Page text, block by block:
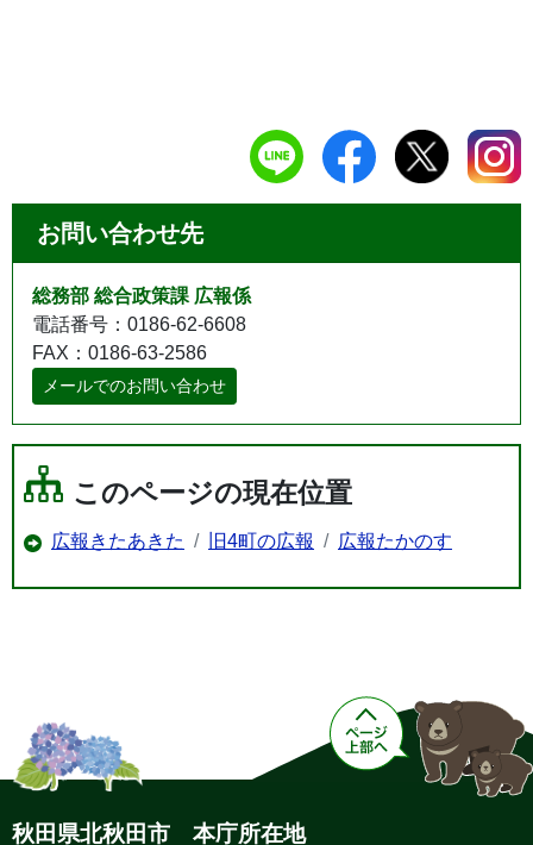
お問い合わせ先
総務部 総合政策課 広報係
電話番号：0186-62-6608
FAX：0186-63-2586
メールでのお問い合わせ
このページの現在位置
広報きたあきた 旧4町の広報 広報たかのす
秋田県北秋田市 本庁所在地